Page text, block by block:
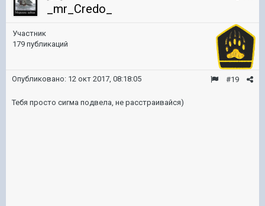
_mr_Credo_
Участник
179 публикаций
#19
Опубликовано: 12 окт 2017, 08:18:05
Тебя просто сигма подвела, не расстраивайся)